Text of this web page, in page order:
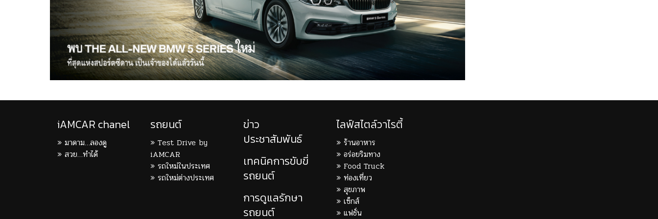
iAMCAR chanel
มาดาม…ลองดู
สวย…ทำได้
รถยนต์
Test Drive by
iAMCAR
รถใหม่ในประเทศ
รถใหม่ต่างประเทศ
ข่าว
ประชาสัมพันธ์
เทคนิคการขับขี่
รถยนต์
การดูแลรักษา
รถยนต์
ไลฟ์สไตล์วาไรตี้
ร้านอาหาร
อร่อยริมทาง
Food Truck
ท่องเที่ยว
สุขภาพ
เซ็กส์
แฟชั่น